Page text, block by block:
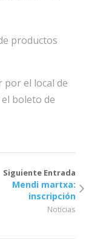
productos
por el local de
boleto de
Siguiente Entrada
Mendi martxa:
inscripción
Noticias